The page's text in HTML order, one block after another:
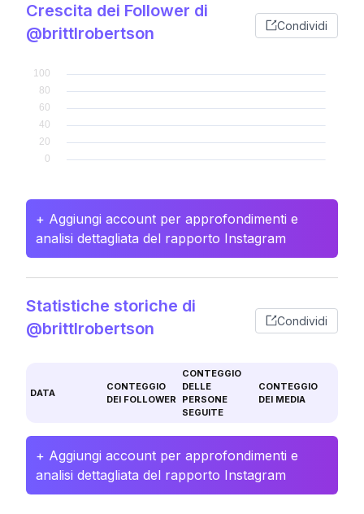
Crescita dei Follower di
@brittlrobertson
Condividi
+ Aggiungi account per approfondimenti e
analisi dettagliata del rapporto Instagram
Statistiche storiche di
@brittlrobertson
Condividi
DATA
CONTEGGIO
DEI FOLLOWER
CONTEGGIO
DELLE
PERSONE
SEGUITE
CONTEGGIO
DEI MEDIA
+ Aggiungi account per approfondimenti e
analisi dettagliata del rapporto Instagram